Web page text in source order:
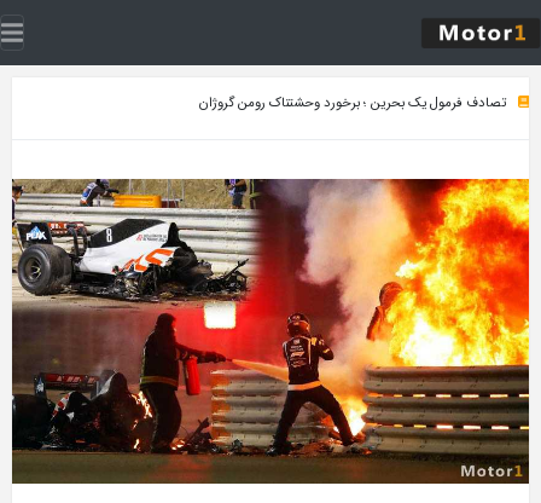
تصادف فرمول یک بحرین ؛ برخورد وحشتناک رومن گروژان